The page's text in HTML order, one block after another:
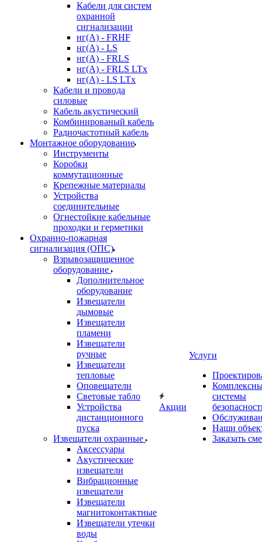
Кабели для систем
охранной
сигнализации
нг(A) - FRHF
нг(A) - LS
нг(А) - FRLS
нг(А) - FRLS LTx
нг(А) - LS LTx
Кабели и провода
силовые
Кабель акустический
Комбинированый кабель
Радиочастотный кабель
Монтажное оборудование
Инструменты
Коробки
коммутационные
Крепежные материалы
Устройства
соединительные
Огнестойкие кабельные
проходки и герметики
Охранно-пожарная
сигнализация (ОПС)
Взрывозащищенное
оборудование
Дополнительное
оборудование
Извещатели
дымовые
Извещатели
пламени
Извещатели
ручные
Извещатели
тепловые
Оповещатели
Световые табло
Устройства
дистанционного
пуска
Извещатели охранные
Аксессуары
Акустические
извещатели
Вибрационные
извещатели
Извещатели
магнитоконтактные
Извещатели утечки
воды
Акции
Услуги
системы
Наши
Заказать